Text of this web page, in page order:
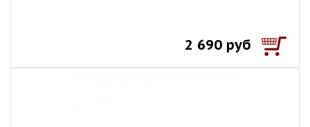
2 690 руб